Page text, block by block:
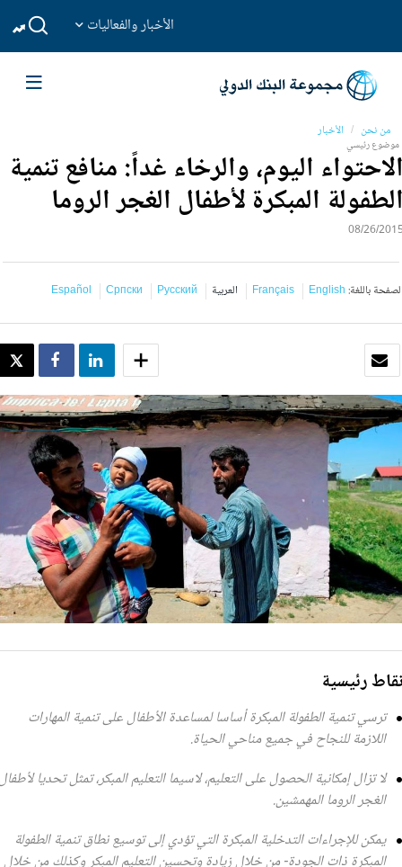
الأخبار والفعاليات
من نحن الأخبار
موضوع رئيسي
اليوم، والرخاء غداً: منافع تنمية
المبكرة لأطفال الغجر الروما
08/26/
باللغة:English
Français العربية Русский
Српски
Español
SHARE SHARE
رئيسية
ترسي تنمية الطفولة المبكرة أساسا لمساعدة الأطفال على تنمية المهارات
اللازمة للنجاح في جميع مناحي الحياة.
لا تزال إمكانية الحصول على التعليم، لاسيما التعليم المبكر، تمثل تحديا
الغجر الروما المهمشين.
يمكن للإجراءات التدخلية المبكرة التي تؤدي إلى توسيع نطاق تنمية الطفولة
المبكرة ذات الجودة- من خلال زيادة وتحسين التعليم المبكر وكذلك من خلال